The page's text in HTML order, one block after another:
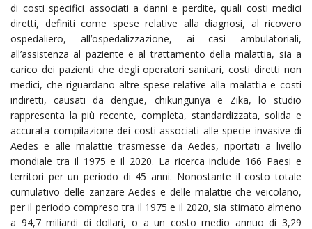
di costi specifici associati a danni e perdite, quali costi medici
diretti, definiti come spese relative alla diagnosi, al ricovero
ospedaliero, all’ospedalizzazione, ai casi ambulatoriali,
all’assistenza al paziente e al trattamento della malattia, sia a
carico dei pazienti che degli operatori sanitari, costi diretti non
medici, che riguardano altre spese relative alla malattia e costi
indiretti, causati da dengue, chikungunya e Zika, lo studio
rappresenta la più recente, completa, standardizzata, solida e
accurata compilazione dei costi associati alle specie invasive di
Aedes e alle malattie trasmesse da Aedes, riportati a livello
mondiale tra il 1975 e il 2020. La ricerca include 166 Paesi e
territori per un periodo di 45 anni. Nonostante il costo totale
cumulativo delle zanzare Aedes e delle malattie che veicolano,
per il periodo compreso tra il 1975 e il 2020, sia stimato almeno
a 94,7 miliardi di dollari, o a un costo medio annuo di 3,29